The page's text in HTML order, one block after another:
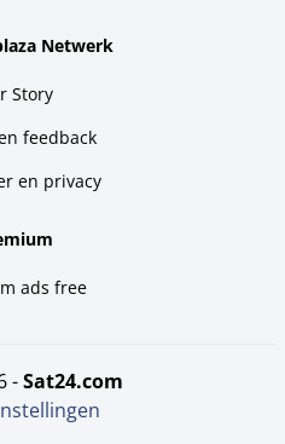
Netwerk
Story
feedback
en privacy
ads free
- sat24.com